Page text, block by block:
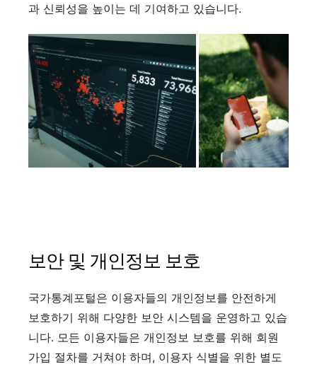
과 신뢰성을 높이는 데 기여하고 있습니다.
보안 및 개인정보 보호
국가통계포털은 이용자들의 개인정보를 안전하게
보호하기 위해 다양한 보안 시스템을 운영하고 있습
니다. 모든 이용자들은 개인정보 보호를 위해 회원
가입 절차를 거쳐야 하며, 이용자 식별을 위한 별도